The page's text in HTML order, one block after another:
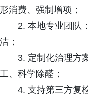
形消费、强制增项；
2. 本地专业团队
洁；
3. 定制化治理方
工、科学除醛；
4. 支持第三方复